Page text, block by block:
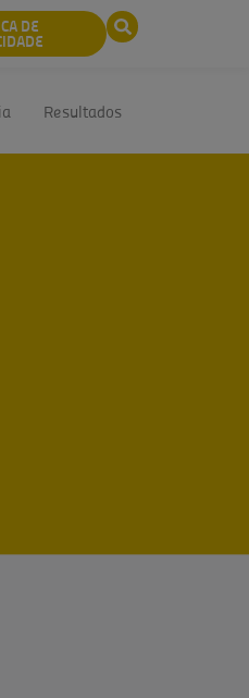
DE
Resultados